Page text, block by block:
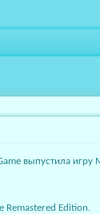
выпустила
Remastered Edition.